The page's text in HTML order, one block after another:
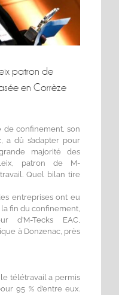
patron de
en Corrèze
de confinement, son
a dû s’adapter pour
majorité des
patron de M-
Quel bilan tire
entreprises ont eu
fin du confinement,
d’M-Tecks EAC,
à Donzenac, près
télétravail a permis
95 % d’entre eux.